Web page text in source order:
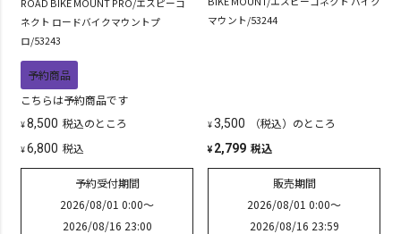
ネクト ロードバイクマウントプ
ロ/53243
予約商品
こちらは予約商品です
¥8,500 税込のところ
¥6,800 税込
予約受付期間
2026/08/01 0:00〜
2026/08/16 23:00
マウント/53244
¥3,500 （税込）のところ
¥ 2,799 税込
販売期間
2026/08/01 0:00〜
2026/08/16 23:59